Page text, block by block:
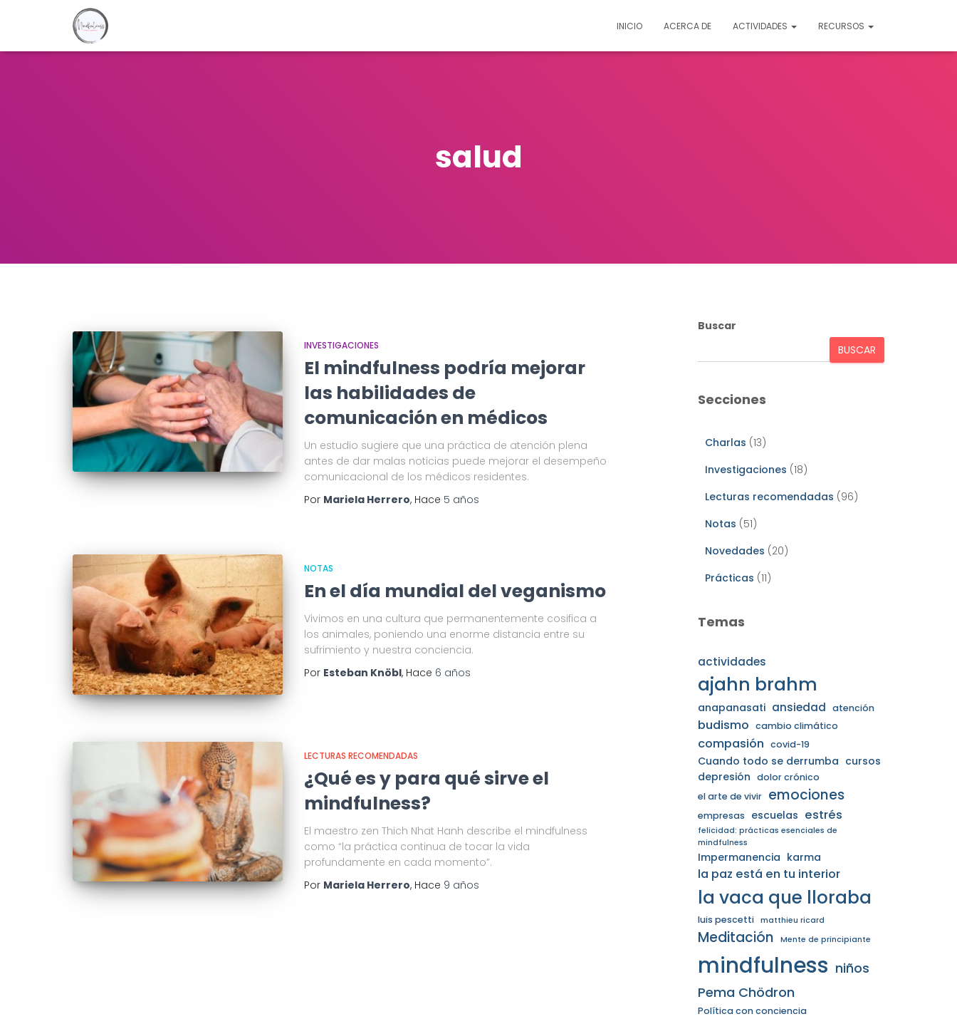
INICIO ACERCA DE ACTIVIDADES RECURSOS
salud
INVESTIGACIONES
El mindfulness podría mejorar
las habilidades de
comunicación en médicos
Un estudio sugiere que una práctica de atención plena
antes de dar malas noticias puede mejorar el desempeño
comunicacional de los médicos residentes.
Por Mariela Herrero, Hace 5 años
NOTAS
En el día mundial del veganismo
Vivimos en una cultura que permanentemente cosifica a
los animales, poniendo una enorme distancia entre su
sufrimiento y nuestra conciencia.
Por Esteban Knöbl, Hace 6 años
LECTURAS RECOMENDADAS
¿Qué es y para qué sirve el
mindfulness?
El maestro zen Thich Nhat Hanh describe el mindfulness
como “la práctica continua de tocar la vida
profundamente en cada momento”.
Por Mariela Herrero, Hace 9 años
Buscar
BUSCAR
Secciones
Charlas (13)
Investigaciones (18)
Lecturas recomendadas (96)
Notas (51)
Novedades (20)
Prácticas (11)
Temas
actividades
ajahn brahm
anapanasati ansiedad atención
budismo cambio climático
compasión covid-19
Cuando todo se derrumba cursos
depresión dolor crónico
el arte de vivir
emociones
empresas escuelas estrés
felicidad: prácticas esenciales de
mindfulness
Impermanencia karma
la paz está en tu interior
la vaca que lloraba
luis pescetti matthieu ricard
Meditación Mente de principiante
mindfulness niños
Pema Chödron
Política con conciencia